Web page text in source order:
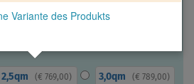
Variante des Produkts
2,5qm (€ 769,00) 3,0qm ( € 789,00)